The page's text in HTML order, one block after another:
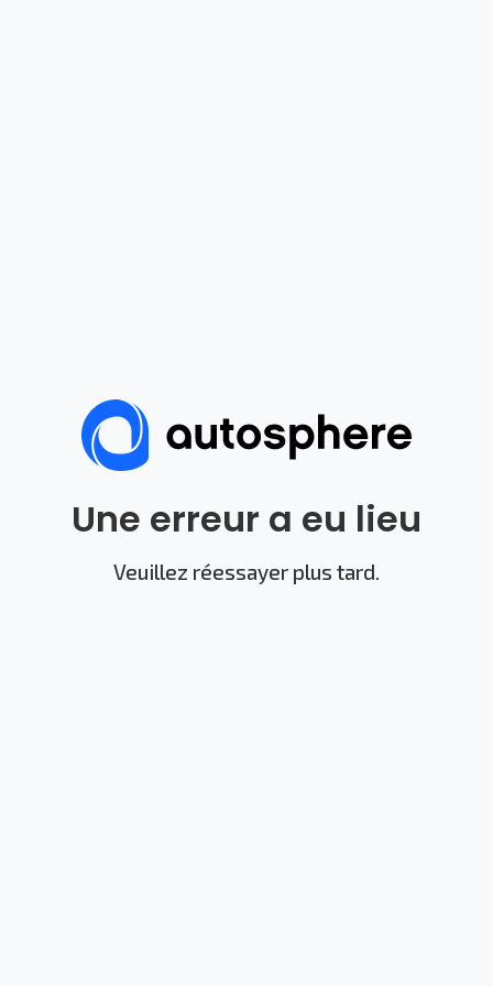
Une erreur a eu lieu
Veuillez réessayer plus tard.